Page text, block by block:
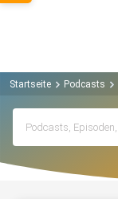
Startseite Podcasts